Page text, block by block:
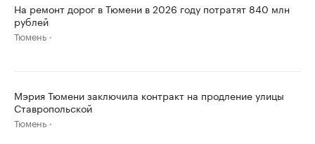
На ремонт дорог в Тюмени в 2026 году потратят 840 млн
рублей
Тюмень
Мэрия Тюмени заключила контракт на продление улицы
Ставропольской
Тюмень